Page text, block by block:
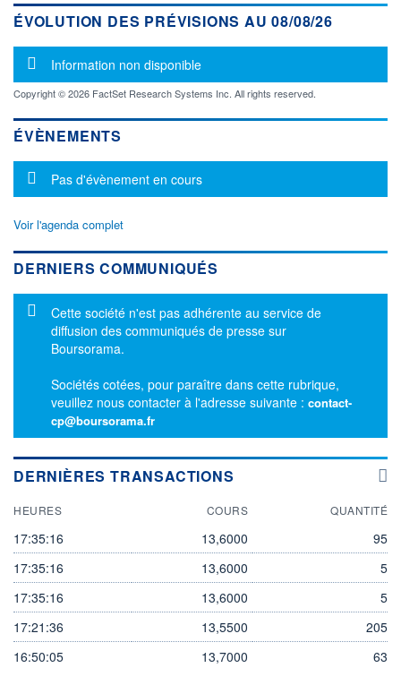
ÉVOLUTION DES PRÉVISIONS AU 08/08/26
Message d'information
Information non disponible
Copyright © 2026 FactSet Research Systems Inc. All rights reserved.
ÉVÈNEMENTS
Message d'information
Pas d'évènement en cours
Voir l'agenda complet
DERNIERS COMMUNIQUÉS
Message d'information
Cette société n'est pas adhérente au service de
diffusion des communiqués de presse sur
Boursorama.
Sociétés cotées, pour paraître dans cette rubrique,
veuillez nous contacter à l'adresse suivante : contact-
cp@boursorama.fr
DERNIÈRES TRANSACTIONS
HEURES COURS QUANTITÉ
17:35:16 13,6000
95
17:35:16
13,6000
5
17:35:16
13,6000
5
17:21:36
13,5500
205
16:50:05
13,7000 63